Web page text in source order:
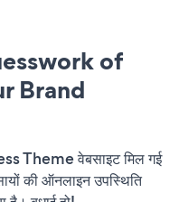
of
Brand
Theme वेबसाइट मिल गई
की ऑनलाइन उपस्थिति